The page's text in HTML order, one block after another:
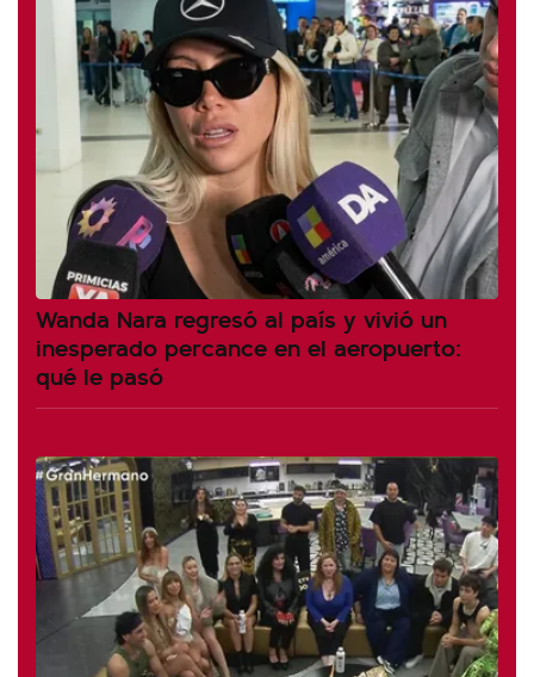
Wanda Nara regresó al país y vivió un
inesperado percance en el aeropuerto:
qué le pasó